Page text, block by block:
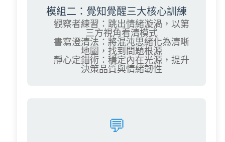
模組二：覺知覺醒三大核心訓練
觀察者練習 ：跳出情緒漩渦，以第
三方視角看清模式
書寫澄清法 ：將混沌思緒化為清晰
地圖，找到問題根源
靜心定錨術 ：穩定內在光源，提升
決策品質與情緒韌性
💬